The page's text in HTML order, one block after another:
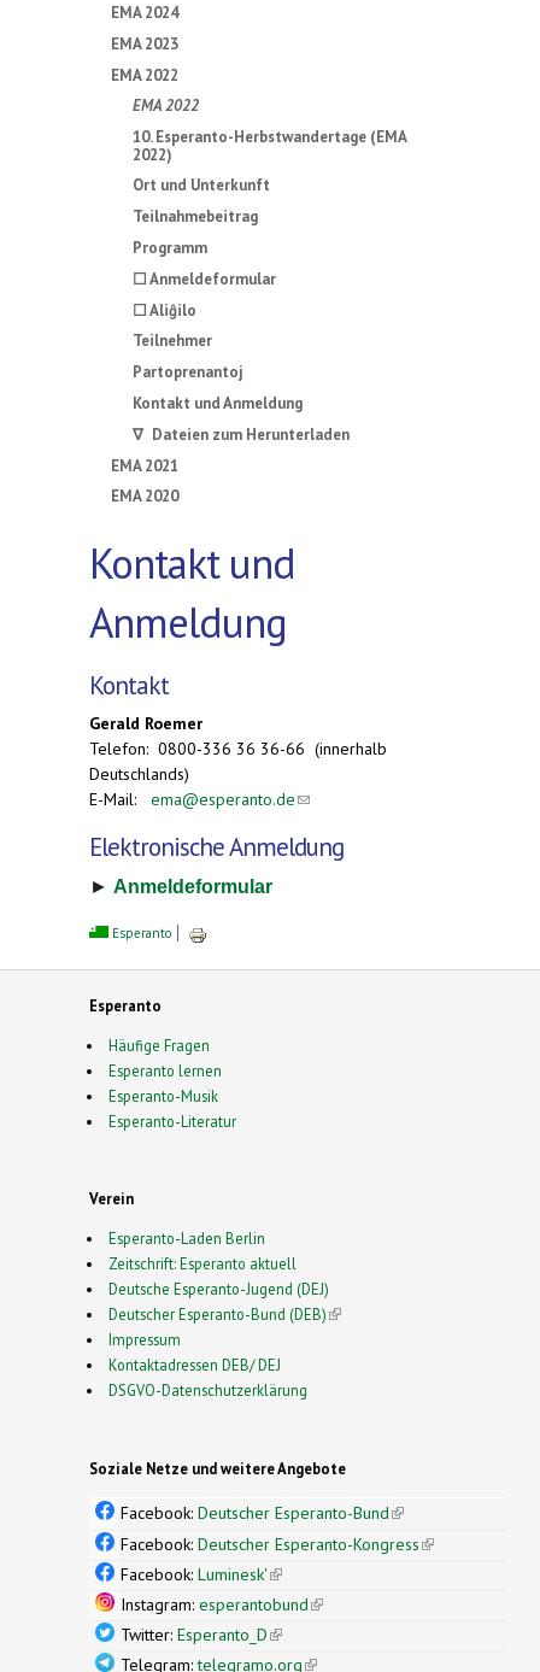
EMA 2024
EMA 2023
EMA 2022
EMA 2022
10. Esperanto-Herbstwandertage (EMA
2022)
Ort und Unterkunft
Teilnahmebeitrag
Programm
☐ Anmeldeformular
☐ Aliĝilo
Teilnehmer
Partoprenantoj
Kontakt und Anmeldung
∇ Dateien zum Herunterladen
EMA 2021
EMA 2020
Kontakt und
Anmeldung
Kontakt
Gerald Roemer
Telefon: 0800-336 36 36-66 (innerhalb
Deutschlands)
E-Mail: ema@esperanto.de(link sends e-mail)
Elektronische Anmeldung
► Anmeldeformular
Esperanto
Esperanto
Häufige Fragen
Esperanto lernen
Esperanto-Musik
Esperanto-Literatur
Verein
Esperanto-Laden Berlin
Zeitschrift: Esperanto aktuell
Deutsche Esperanto-Jugend (DEJ)
Deutscher Esperanto-Bund (DEB)(link is external)
Impressum
Kontaktadressen DEB/ DEJ
DSGVO-Datenschutzerklärung
Soziale Netze und weitere Angebote
Facebook: Deutscher Esperanto-Bund(link is
external)
Facebook: Deutscher Esperanto-Kongress(link is
Facebook: Luminesk'(link is external)
Instagram: esperantobund(link is external)
Twitter: Esperanto_D(link is external)
Telegram:telegramo.org(link is external)